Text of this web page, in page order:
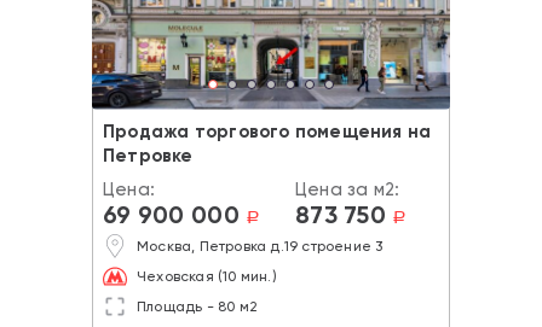
Продажа торгового помещения на
Петровке
Цена:
69 900 000 a
Цена за м2:
873 750 a
Москва, Петровка д.19 строение 3
Чеховская (10 мин.)
Площадь - 80 м2